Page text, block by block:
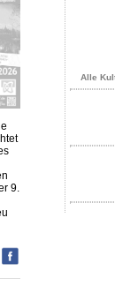
9.
Alle